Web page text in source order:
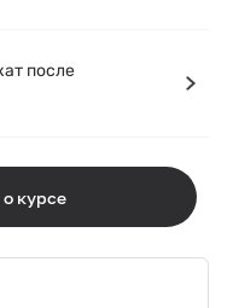
после
курсе